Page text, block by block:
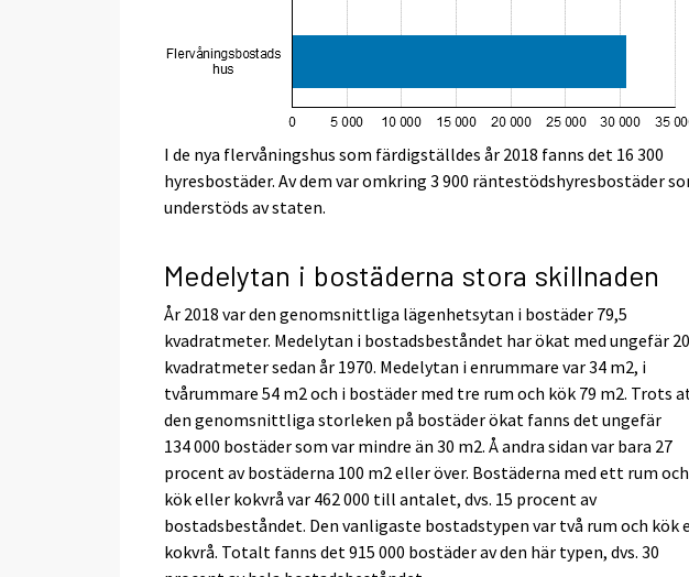
I de nya flervåningshus som färdigställdes år 2018 fanns det 16 300
hyresbostäder. Av dem var omkring 3 900 räntestödshyresbostäder
understöds av staten.
Medelytan i bostäderna stora skillnaden
År 2018 var den genomsnittliga lägenhetsytan i bostäder 79,5
kvadratmeter. Medelytan i bostadsbeståndet har ökat med ungefär 20
kvadratmeter sedan år 1970. Medelytan i enrummare var 34 m2, i
tvårummare 54 m2 och i bostäder med tre rum och kök 79 m2. Trots
den genomsnittliga storleken på bostäder ökat fanns det ungefär
134 000 bostäder som var mindre än 30 m2. Å andra sidan var bara 27
procent av bostäderna 100 m2 eller över. Bostäderna med ett rum och
kök eller kokvrå var 462 000 till antalet, dvs. 15 procent av
bostadsbeståndet. Den vanligaste bostadstypen var två rum och kök
kokvrå. Totalt fanns det 915 000 bostäder av den här typen, dvs. 30